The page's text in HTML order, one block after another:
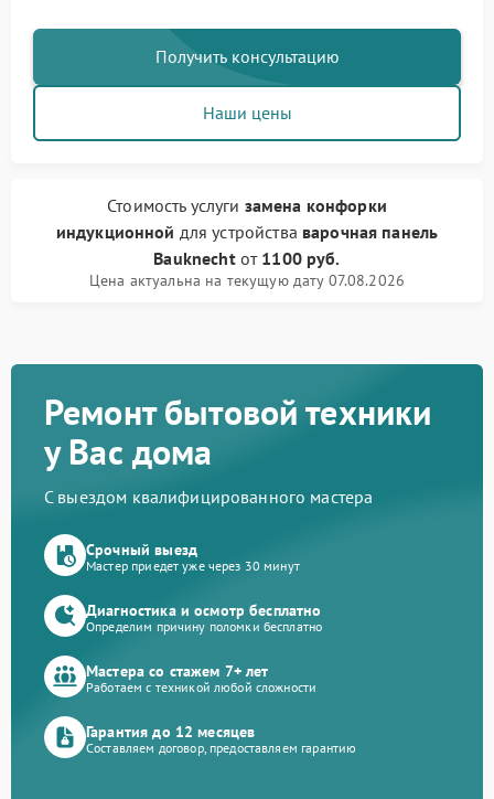
Получить консультацию
Наши цены
Стоимость услуги замена конфорки
индукционной для устройства варочная панель
Bauknechtот 1100 руб.
Цена актуальна на текущую дату 07.08.2026
Ремонт бытовой техники
у Вас дома
С выездом квалифицированного мастера
Срочный выезд
Мастер приедет уже через 30 минут
Диагностика и осмотр бесплатно
Определим причину поломки бесплатно
Мастера со стажем 7+ лет
Работаем с техникой любой сложности
Гарантия до 12 месяцев
Составляем договор, предоставляем гарантию